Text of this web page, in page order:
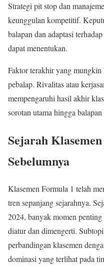
Strategi pit stop dan
keunggulan kompetitif.
balapan dan adaptasi
dapat menentukan.
Faktor terakhir yang mungkin
pebalap. Rivalitas atau
mempengaruhi hasil akhir
sorotan utama hingga
Sejarah
Sebelumnya
Klasemen Formula 1 telah
tren sepanjang sejarahnya.
2024, banyak momen
diatur dan dimengerti.
perbandingan klasemen
dominasi yang terlihat pada